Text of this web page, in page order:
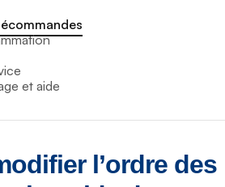
et aide
l’ordre des